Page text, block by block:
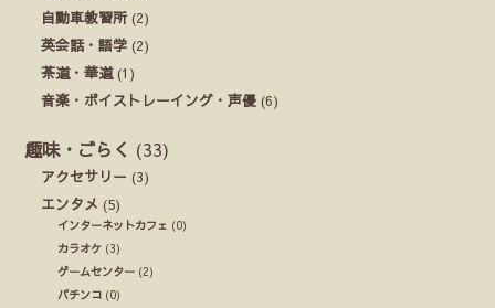
自動車教習所(2)
英会話・語学 (2)
茶道・華道(1)
音楽・ボイストレーイング・声優 (6)
趣味・ごらく (33)
アクセサリー (3)
エンタメ (5)
インターネットカフェ (0)
カラオケ (3)
ゲームセンター (2)
パチンコ (0)